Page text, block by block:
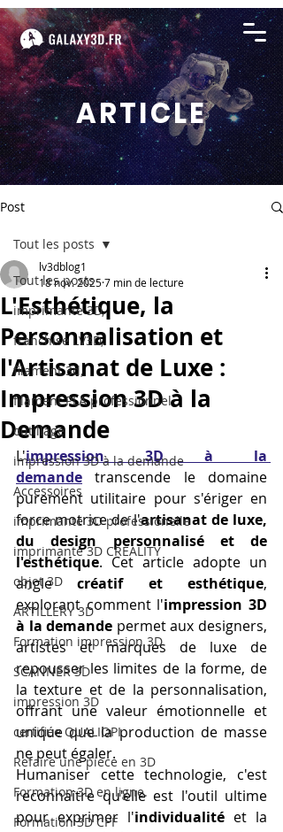
ARTICLE
Post
Tout les posts
imprimante 3D,
franchise LV3D,
filament 3d,
filament PLA professionnel
outillage
impression 3D à la demande
Accessoires
imprimante 3D professionelle
imprimante 3D CREALITY
objet 3D
ARTILLERY 3D
Formation impression 3D
SCANNER 3D
impression 3D
certifiée QUALIOPI
Refaire une piece en 3D
Formation 3D en ligne.
Formation 3D CPF
Tout les posts
L'Esthétique, la
Personnalisation et
l'Artisanat de Luxe :
Impression 3D à la
Demande
lv3dblog1
18 nov. 20257 min de lecture
L'impression 3D à la
demande transcende le domaine
purement utilitaire pour s'ériger en
force motrice de l'artisanat de luxe,
du design personnalisé et de
l'esthétique. Cet article adopte un
angle créatif et esthétique,
explorant comment l'impression 3D
à la demande permet aux designers,
artistes et marques de luxe de
repousser les limites de la forme, de
la texture et de la personnalisation,
offrant une valeur émotionnelle et
unique que la production de masse
ne peut égaler.
Humaniser cette technologie, c'est
reconnaître qu'elle est l'outil ultime
pour exprimer l'individualité